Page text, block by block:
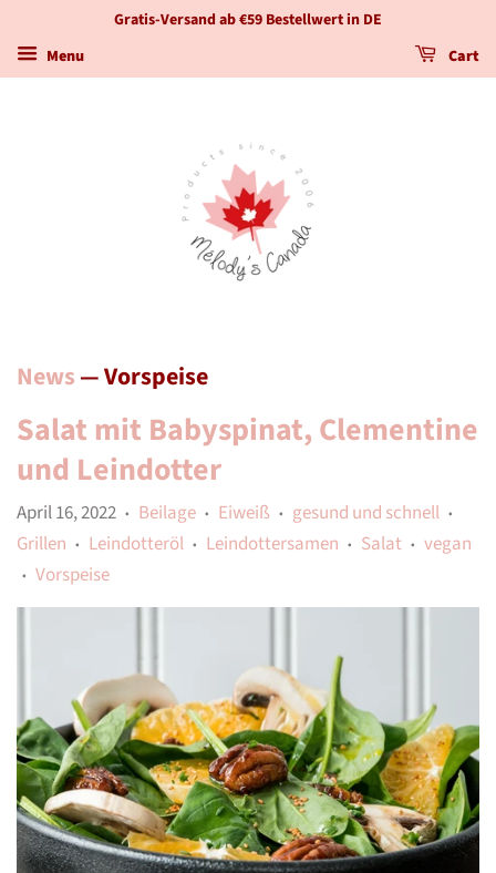
Gratis-Versand ab €59 Bestellwert in DE
Menu
Cart
News— Vorspeise
Salat mit Babyspinat, Clementine
und Leindotter
April 16, 2022 • Beilage • Eiweiß • gesund und schnell •
Grillen • Leindotteröl • Leindottersamen • Salat • vegan
• Vorspeise